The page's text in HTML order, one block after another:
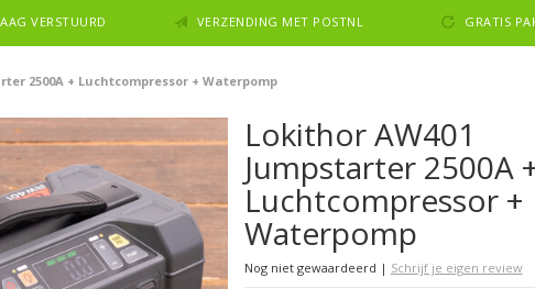
VERSTUURD VERZENDING MET POSTNL GRATIS
2500A + Luchtcompressor + Waterpomp
Lokithor AW401
Jumpstarter 2500A
Luchtcompressor +
Waterpomp
Nog niet gewaardeerd | Schrijf je eigen review